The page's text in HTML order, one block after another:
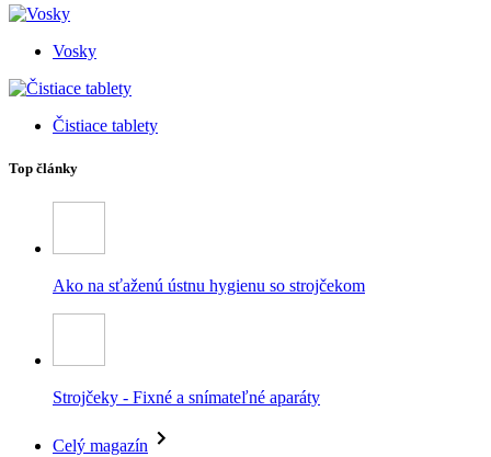
Vosky
Čistiace tablety
Top články
Ako na sťaženú ústnu hygienu so strojčekom
Strojčeky - Fixné a snímateľné aparáty
Celý magazín